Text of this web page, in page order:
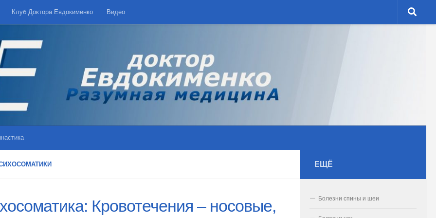
Клуб Доктора Евдокименко Видео
Кровотечения – носовые,
ЕЩЁ
Болезни спины и шеи